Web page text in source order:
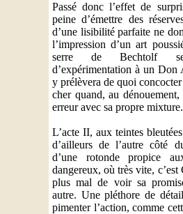
Passé donc l’effet de
peine d’émettre des
d’une lisibilité parfaite ne
l’impression d’un art
serre de Bechtolf
d’expérimentation à un
y prélèvera de quoi
cher quand, au
erreur avec sa propre mixture.
L’acte II, aux teintes
d’ailleurs de l’autre côté
d’une rotonde propice
dangereux, où très vite,
plus mal de voir sa
autre. Une pléthore de
pimenter l’action, comme